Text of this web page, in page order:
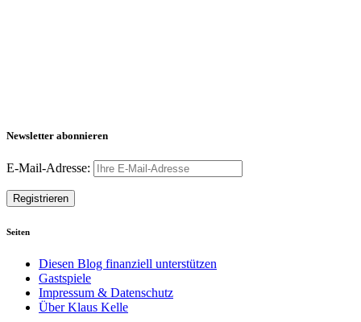
Newsletter abonnieren
E-Mail-Adresse:
Seiten
Diesen Blog finanziell unterstützen
Gastspiele
Impressum & Datenschutz
Über Klaus Kelle